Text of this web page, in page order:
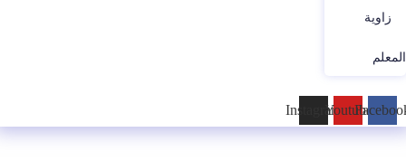
زاوية
المعلم
Youtube
Instagram